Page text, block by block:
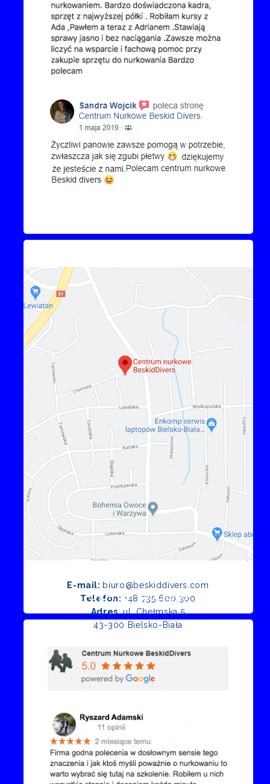
E-mail: biuro@beskiddivers.com
Telefon: +48 735 600 300
Adres: ul. Chełmska 5
43-300 Bielsko-Biała
Opinie Google